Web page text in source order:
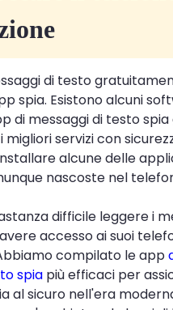
di testo
spia. Esistono alcuni
di messaggi di testo
servizi con
alcune delle
nascoste nel
difficile leggere i
accesso ai suoi
compilato le app
spia più efficaci per
al sicuro nell'era